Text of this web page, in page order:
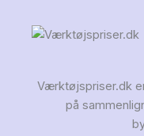
Værktøjspriser.dk
på